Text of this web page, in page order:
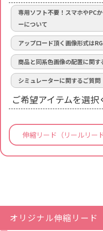
専用ソフト不要！スマホやPC
ーについて
アップロード頂く画像形式は
商品と同系色画像の配置に関す
シミュレーターに関するご質問
ご希望アイテムを選択
伸縮リード（リールリード
オリジナル伸縮リード